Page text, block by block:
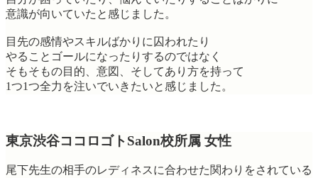
意識が向いていたと感じました。
目先の感情やスキルばかりに囚われたり
やることゴールになったりするのではなく
そもそもの目的、意図、そしてあり方を持って
1つ1つ全力を注いでいきたいと感じました。
東京渋谷ココロゴトSalon校所属 女性
尾下先生の相手のレディネスに合わせた関わりをされている